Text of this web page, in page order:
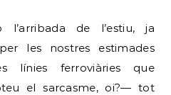
les nostres estimades
línies ferroviàries que
el sarcasme, oi?— tot